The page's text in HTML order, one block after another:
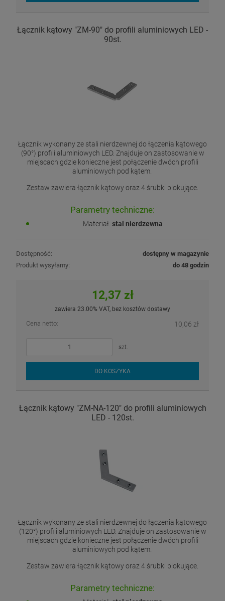
Łącznik kątowy "ZM-90" do profili aluminiowych LED -
90st.
Łącznik wykonany ze stali nierdzewnej do łączenia kątowego
(90°) profili aluminiowych LED. Znajduje on zastosowanie w
miejscach gdzie konieczne jest połączenie dwóch profili
aluminiowych pod kątem.
Zestaw zawiera łącznik kątowy oraz 4 śrubki blokujące.
Parametry techniczne:
Materiał: stal nierdzewna
Dostępność:
dostępny w magazynie
Produkt wysyłamy:
do 48 godzin
12,37 zł
zawiera 23.00% VAT, bez kosztów dostawy
Cena netto: 10,06 zł
szt.
DO KOSZYKA
Łącznik kątowy "ZM-NA-120" do profili aluminiowych
LED - 120st.
Łącznik wykonany ze stali nierdzewnej do łączenia kątowego
(120°) profili aluminiowych LED. Znajduje on zastosowanie w
miejscach gdzie konieczne jest połączenie dwóch profili
aluminiowych pod kątem.
Zestaw zawiera łącznik kątowy oraz 4 śrubki blokujące.
Parametry techniczne: